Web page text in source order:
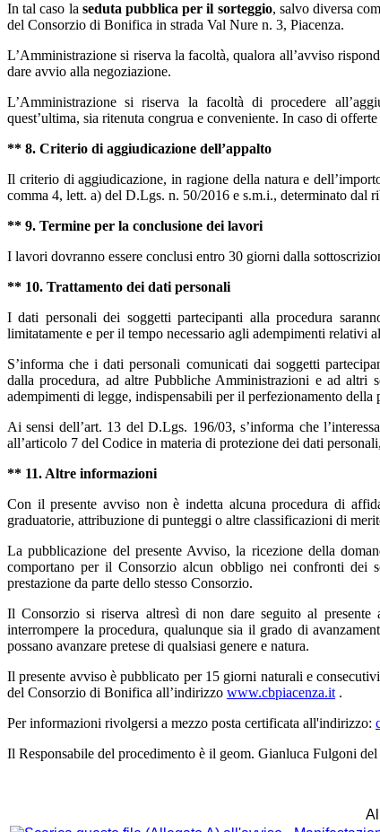
In tal caso la seduta pubblica per il sorteggio, salvo diversa
del Consorzio di Bonifica in strada Val Nure n. 3, Piacenza.
L’Amministrazione si riserva la facoltà, qualora all’avviso
dare avvio alla negoziazione.
L’Amministrazione si riserva la facoltà di procedere
quest’ultima, sia ritenuta congrua e conveniente. In caso di
** 8. Criterio di aggiudicazione dell’appalto
Il criterio di aggiudicazione, in ragione della natura e
comma 4, lett. a) del D.Lgs. n. 50/2016 e s.m.i., determinato dal
** 9. Termine per la conclusione dei lavori
I lavori dovranno essere conclusi entro 30 giorni dalla
** 10. Trattamento dei dati personali
I dati personali dei soggetti partecipanti alla procedura
limitatamente e per il tempo necessario agli adempimenti
S’informa che i dati personali comunicati dai soggetti
dalla procedura, ad altre Pubbliche Amministrazioni e ad altri
adempimenti di legge, indispensabili per il perfezionamento della
Ai sensi dell’art. 13 del D.Lgs. 196/03, s’informa che
all’articolo 7 del Codice in materia di protezione dei dati
** 11. Altre informazioni
Con il presente avviso non è indetta alcuna procedura di
graduatorie, attribuzione di punteggi o altre classificazioni di
La pubblicazione del presente Avviso, la ricezione della
comportano per il Consorzio alcun obbligo nei confronti dei
prestazione da parte dello stesso Consorzio.
Il Consorzio si riserva altresì di non dare seguito al presente
interrompere la procedura, qualunque sia il grado di
possano avanzare pretese di qualsiasi genere e natura.
Il presente avviso è pubblicato per 15 giorni naturali e
del Consorzio di Bonifica all’indirizzo www.cbpiacenza.it .
Per informazioni rivolgersi a mezzo posta certificata all'indirizzo:
Il Responsabile del procedimento è il geom. Gianluca Fulgoni